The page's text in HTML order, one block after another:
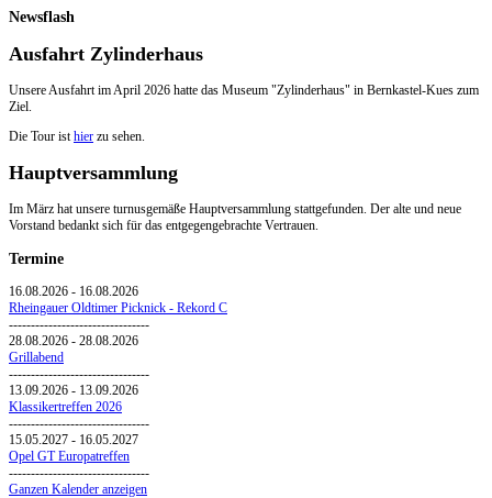
Newsflash
Ausfahrt Zylinderhaus
Unsere Ausfahrt im April 2026 hatte das Museum "Zylinderhaus" in Bernkastel-Kues zum
Ziel.
Die Tour isthier zu sehen.
Hauptversammlung
Im März hat unsere turnusgemäße Hauptversammlung stattgefunden. Der alte und neue
Vorstand bedankt sich für das entgegengebrachte Vertrauen.
Termine
16.08.2026 - 16.08.2026
Rheingauer Oldtimer Picknick - Rekord C
--------------------------------
28.08.2026 - 28.08.2026
Grillabend
--------------------------------
13.09.2026 - 13.09.2026
Klassikertreffen 2026
--------------------------------
15.05.2027 - 16.05.2027
Opel GT Europatreffen
--------------------------------
Ganzen Kalender anzeigen